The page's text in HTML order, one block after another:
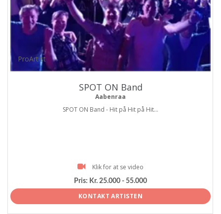
ProArtist
SPOT ON Band
Aabenraa
SPOT ON Band - Hit på Hit på Hit...
Klik for at se video
Pris: Kr. 25.000 - 55.000
KONTAKT ARTISTEN